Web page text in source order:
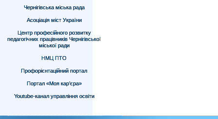
Чернігівська міська рада
Асоціація міст України
Центр професійного розвитку
педагогічних працівників Чернігівської
міської ради
НМЦ ПТО
Профорієнтаційний портал
Портал «Моя кар’єра»
Youtube-канал управління освіти